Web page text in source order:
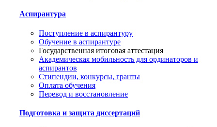
Аспирантура
Поступление в аспирантуру
Обучение в аспирантуре
Государственная итоговая аттестация
Академическая мобильность для ординаторов и
аспирантов
Стипендии, конкурсы, гранты
Оплата обучения
Перевод и восстановление
Подготовка и защита диссертаций